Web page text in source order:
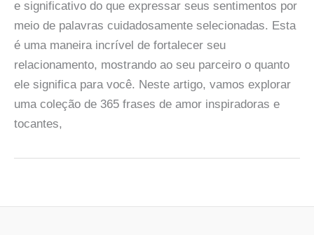
e significativo do que expressar seus sentimentos por
meio de palavras cuidadosamente selecionadas. Esta
é uma maneira incrível de fortalecer seu
relacionamento, mostrando ao seu parceiro o quanto
ele significa para você. Neste artigo, vamos explorar
uma coleção de 365 frases de amor inspiradoras e
tocantes,